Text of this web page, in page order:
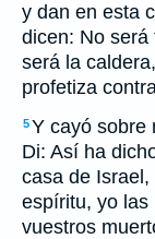
y dan en esta
dicen: No será
será la
profetiza
5Y cayó sobre
Di: Así ha
casa de
espíritu, yo las
vuestros